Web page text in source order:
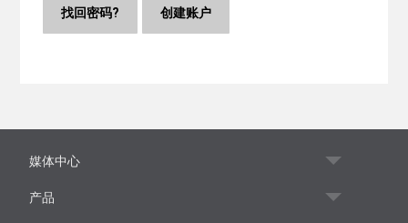
找回密码? 创建账户
媒体中心
产品